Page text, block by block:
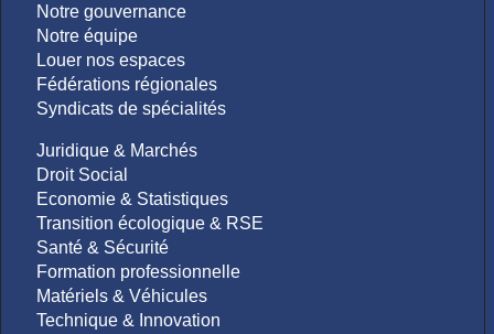
Notre gouvernance
Notre équipe
Louer nos espaces
Fédérations régionales
Syndicats de spécialités
Juridique & Marchés
Droit Social
Economie & Statistiques
Transition écologique & RSE
Santé & Sécurité
Formation professionnelle
Matériels & Véhicules
Technique & Innovation